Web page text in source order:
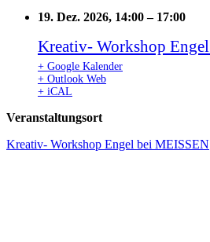
19. Dez. 2026, 14:00–17:00
Kreativ- Workshop
+ Google Kalender
+ Outlook Web
+ iCAL
Veranstaltungsort
Kreativ- Workshop Engel bei MEISSEN